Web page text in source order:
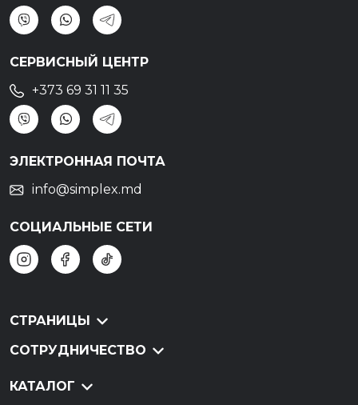
СЕРВИСНЫЙ ЦЕНТР
+373 69 31 11 35
ЭЛЕКТРОННАЯ ПОЧТА
info@simplex.md
СОЦИАЛЬНЫЕ СЕТИ
СТРАНИЦЫ
СОТРУДНИЧЕСТВО
КАТАЛОГ